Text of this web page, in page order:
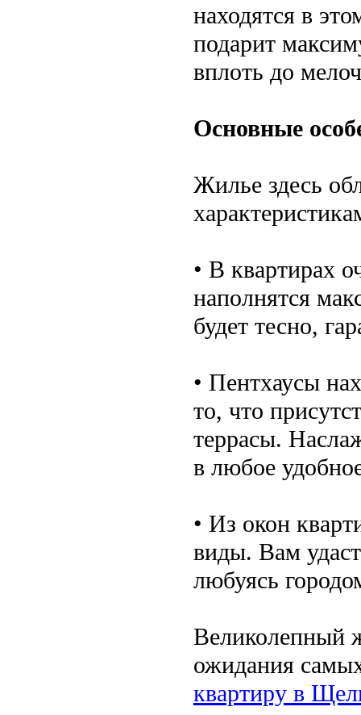
находятся в
подарит
вплоть до
Основные
Жилье здесь
• В квартирах
наполнятся
будет тесно,
• Пентхаусы
то, что
террасы.
в любое
• Из окон
виды. Вам
любуясь
Великолепный
ожидания
квартиру в